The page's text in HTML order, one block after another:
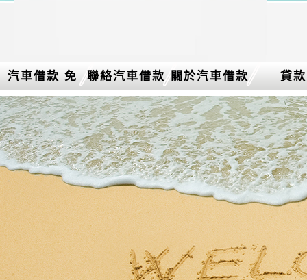
汽車借款 免
留車介紹
聯絡汽車借款 關於汽車借款 貸款